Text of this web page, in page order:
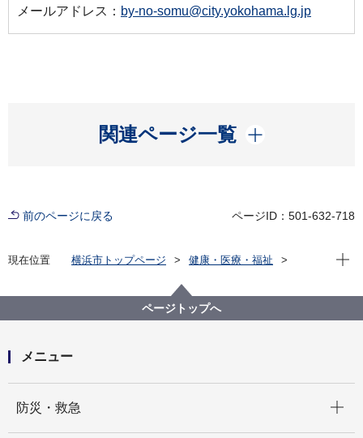
メールアドレス： by-no-somu@city.yokohama.lg.jp
関連ページ一覧
開く
前のページに戻る ページID：501-632-718
現在位置 横浜市トップページ
健康・医療・福祉
横浜市立脳卒中・神経脊椎センター
新型コロナウイルス感染症発生について(9月25日17時
現在)
現在
ページトップへ
メニュー
防災・救急